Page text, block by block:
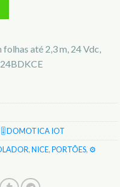
até 2,3 m, 24 Vdc,
🎚️ DOMOTICA IOT
,NICE,PORTÕES, ⚙️